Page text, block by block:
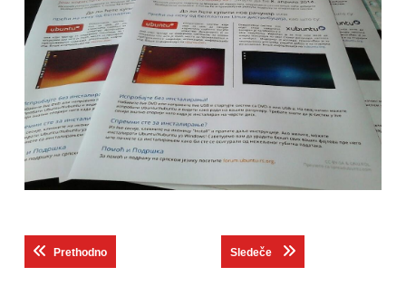
Кретање
чланка
PrethodnoPrevious post: Sledeče Next post: